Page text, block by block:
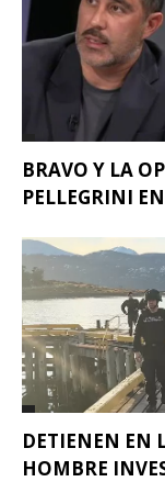
BRAVO Y LA
PELLEGRINI
DETIENEN EN
HOMBRE